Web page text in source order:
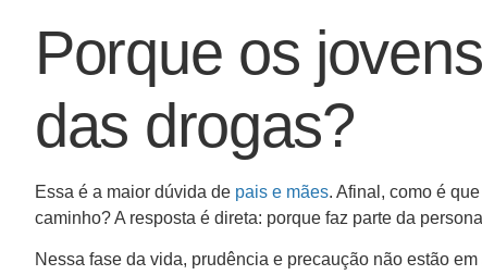
Porque os
das drogas?
Essa é a maior dúvida de pais e mães. Afinal, como é
caminho? A resposta é direta: porque faz parte da
Nessa fase da vida, prudência e precaução não estão